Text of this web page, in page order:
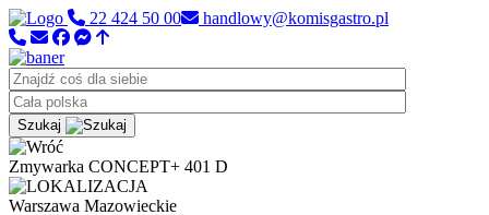
22 424 50 00 handlowy@komisgastro.pl
Szukaj
Zmywarka CONCEPT+ 401 D
Warszawa Mazowieckie